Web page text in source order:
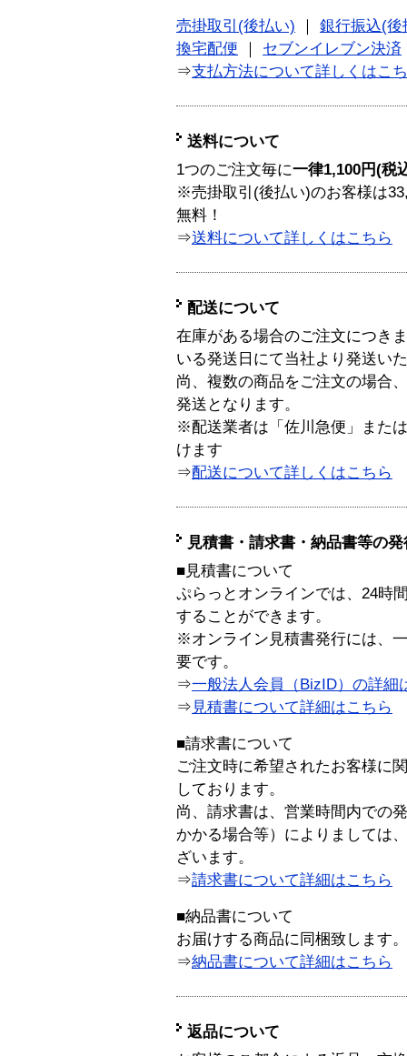
売掛取引(後払い)
銀行振込(後
換宅配便
セブンイレブン決済
⇒支払方法について詳しくはこ
送料について
1つのご注文毎に一律1,100円(税
※売掛取引(後払い)のお客様は
無料！
⇒送料について詳しくはこちら
配送について
在庫がある場合のご注文につき
いる発送日にて当社より発送い
尚、複数の商品をご注文の場合
発送となります。
※配送業者は「佐川急便」また
けます
⇒配送について詳しくはこちら
見積書・請求書・納品書等の
■見積書について
ぷらっとオンラインでは、24時
することができます。
※オンライン見積書発行には、
要です。
⇒一般法人会員（BizID）の詳細
⇒ 見積書について詳細はこちら
■請求書について
ご注文時に希望されたお客様に
しております。
尚、請求書は、営業時間内での
かかる場合等）によりましては
ざいます。
⇒請求書について詳細はこちら
■納品書について
お届けする商品に同梱致します。
⇒納品書について詳細はこちら
返品について